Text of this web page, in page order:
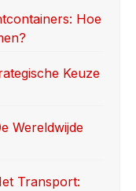
Hoe
Keuze
Wereldwijde
Transport: